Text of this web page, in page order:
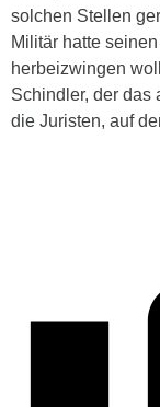
solchen Stellen
Militär hatte
herbeizwingen
Schindler, der das
die Juristen, auf